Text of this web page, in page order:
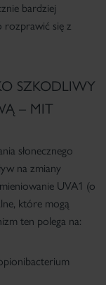
bardziej
rozprawić się z
SZKODLIWY
– MIT
słonecznego
na zmiany
UVA1 (o
, które mogą
ten polega na: